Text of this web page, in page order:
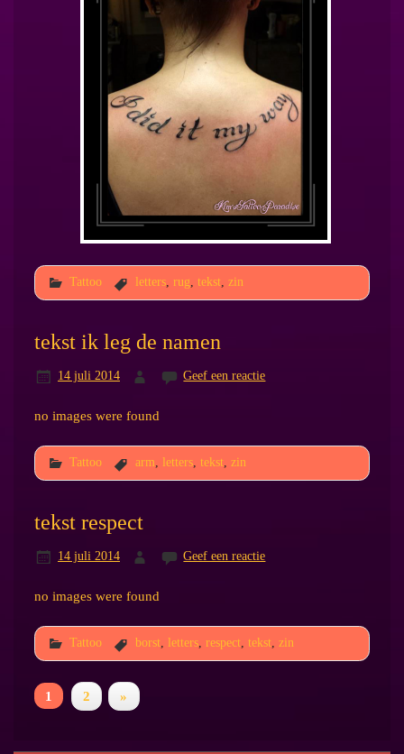
Tattoo letters, rug tekst, zin
tekst ik leg de namen
14 juli 2014 Geef een reactie
no images were found
Tattoo arm letters, tekst, zin
tekst respect
14 juli 2014 Geef een reactie
no images were found
Tattoo borst, letters, respect, tekst, zin
1 2 »